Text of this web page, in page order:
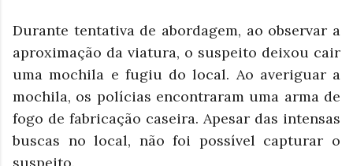
Durante tentativa de abordagem, ao observar a
aproximação da viatura, o suspeito deixou cair
uma mochila e fugiu do local. Ao averiguar a
mochila, os polícias encontraram uma arma de
fogo de fabricação caseira. Apesar das intensas
buscas no local, não foi possível capturar o